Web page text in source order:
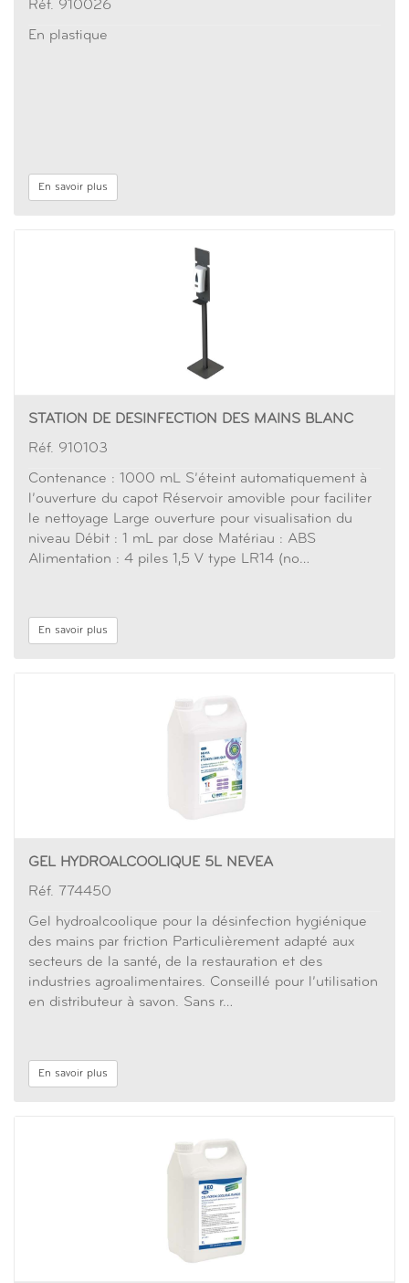
Réf. 910026
En plastique
En savoir plus
STATION DE DESINFECTION DES MAINS BLANC
Réf. 910103
Contenance : 1000 mL S’éteint automatiquement à
l’ouverture du capot Réservoir amovible pour faciliter
le nettoyage Large ouverture pour visualisation du
niveau Débit : 1 mL par dose Matériau : ABS
Alimentation : 4 piles 1,5 V type LR14 (no…
En savoir plus
GEL HYDROALCOOLIQUE 5L NEVEA
Réf. 774450
Gel hydroalcoolique pour la désinfection hygiénique
des mains par friction Particulièrement adapté aux
secteurs de la santé, de la restauration et des
industries agroalimentaires. Conseillé pour l’utilisation
en distributeur à savon. Sans r…
En savoir plus